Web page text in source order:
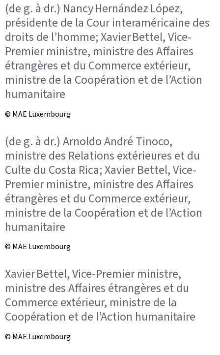
(de g. à dr.) Nancy Hernández López,
présidente de la Cour interaméricaine des
droits de l’homme; Xavier Bettel, Vice-
Premier ministre, ministre des Affaires
étrangères et du Commerce extérieur,
ministre de la Coopération et de l’Action
humanitaire
© MAE Luxembourg
(de g. à dr.) Arnoldo André Tinoco,
ministre des Relations extérieures et du
Culte du Costa Rica; Xavier Bettel, Vice-
Premier ministre, ministre des Affaires
étrangères et du Commerce extérieur,
ministre de la Coopération et de l’Action
humanitaire
© MAE Luxembourg
Xavier Bettel, Vice-Premier ministre,
ministre des Affaires étrangères et du
Commerce extérieur, ministre de la
Coopération et de l’Action humanitaire
© MAE Luxembourg